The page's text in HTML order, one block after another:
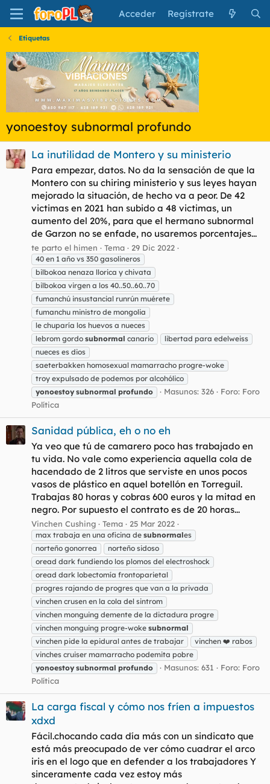
Acceder Regístrate
Etiquetas
yonoestoy subnormal profundo
La inutilidad de Montero y su ministerio
Para empezar, datos. No da la sensación de que la
Montero con su chiring ministerio y sus leyes hayan
mejorado la situación, de hecho va a peor. De 42
victimas en 2021 han subido a 48 victimas, un
aumento del 20%, para que el hermano subnormal
de Garzon no se enfade, no usaremos porcentajes...
te parto el himen Tema 29 Dic 2022
40 en 1 año vs 350 gasolineros
bilbokoa nenaza llorica y chivata
bilbokoa virgen a los 40..50..60..70
fumanchú insustancial runrún muérete
fumanchu ministro de mongolia
le chuparía los huevos a nueces
lebrom gordo subnormal canario
libertad para edelweiss
nueces es dios
saeterbakken homosexual mamarracho progre-woke
troy expulsado de podemos por alcohólico
yonoestoy subnormal profundo Masunos: 326 Foro: Foro
Política
Sanidad pública, eh o no eh
Ya veo que tú de camarero poco has trabajado en
tu vida. No vale como experiencia aquella cola de
hacendado de 2 litros que serviste en unos pocos
vasos de plástico en aquel botellón en Torreguil.
Trabajas 80 horas y cobras 600 euros y la mitad en
negro. Por supuesto el contrato es de 20 horas...
Vinchen Cushing Tema 25 Mar 2022
max trabaja en una oficina de subnormales
norteño gonorrea
norteño sidoso
oread dark fundiendo los plomos del electroshock
oread dark lobectomía frontoparietal
progres rajando de progres que van a la privada
vinchen crusen en la cola del sintrom
vinchen monguing demente de la dictadura progre
vinchen monguing progre-woke subnormal
vinchen pide la epidural antes de trabajar
vinchen ❤️ rabos
vinches cruiser mamarracho podemita pobre
yonoestoy subnormal profundo Masunos: 631 Foro: Foro
Política
La carga fiscal y cómo nos fríen a impuestos
xdxd
Fácil.chocando cada día más con un sindicato que
está más preocupado de ver cómo cuadrar el arco
iris en el logo que en defender a los trabajadores Y
sinceramente cada vez estoy más